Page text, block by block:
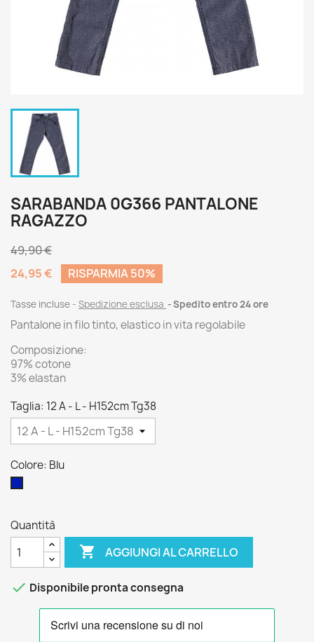
SARABANDA 0G366 PANTALONE
RAGAZZO
49,90 €
24,95 €
RISPARMIA 50%
Tasse incluse Spedizione esclusa Spedito entro 24 ore
Pantalone in filo tinto, elastico in vita regolabile
Composizione:
97% cotone
3% elastan
Taglia: 12 A - L - H152cm Tg38
Colore: Blu
Quantità
 AGGIUNGI AL CARRELLO
 Disponibile pronta consegna